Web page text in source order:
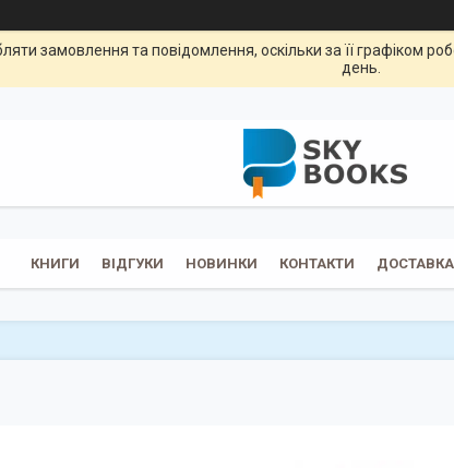
замовлення та повідомлення, оскільки за її графіком
день.
КНИГИ ВІДГУКИ НОВИНКИ КОНТАКТИ